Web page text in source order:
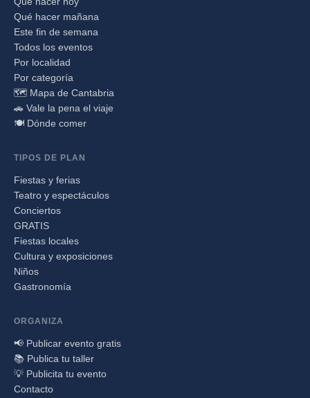
Qué hacer mañana
Este fin de semana
Todos los eventos
Por localidad
Por categoría
🗺️ Mapa de Cantabria
🚗 Vale la pena el viaje
🍽️ Dónde comer
TIPOS DE PLAN
Fiestas y ferias
Teatro y espectáculos
Conciertos
GRATIS
Fiestas locales
Cultura y exposiciones
Niños
Gastronomía
ORGANIZA
📢 Publicar evento gratis
📚 Publica tu taller
💡 Publicita tu evento
Contacto